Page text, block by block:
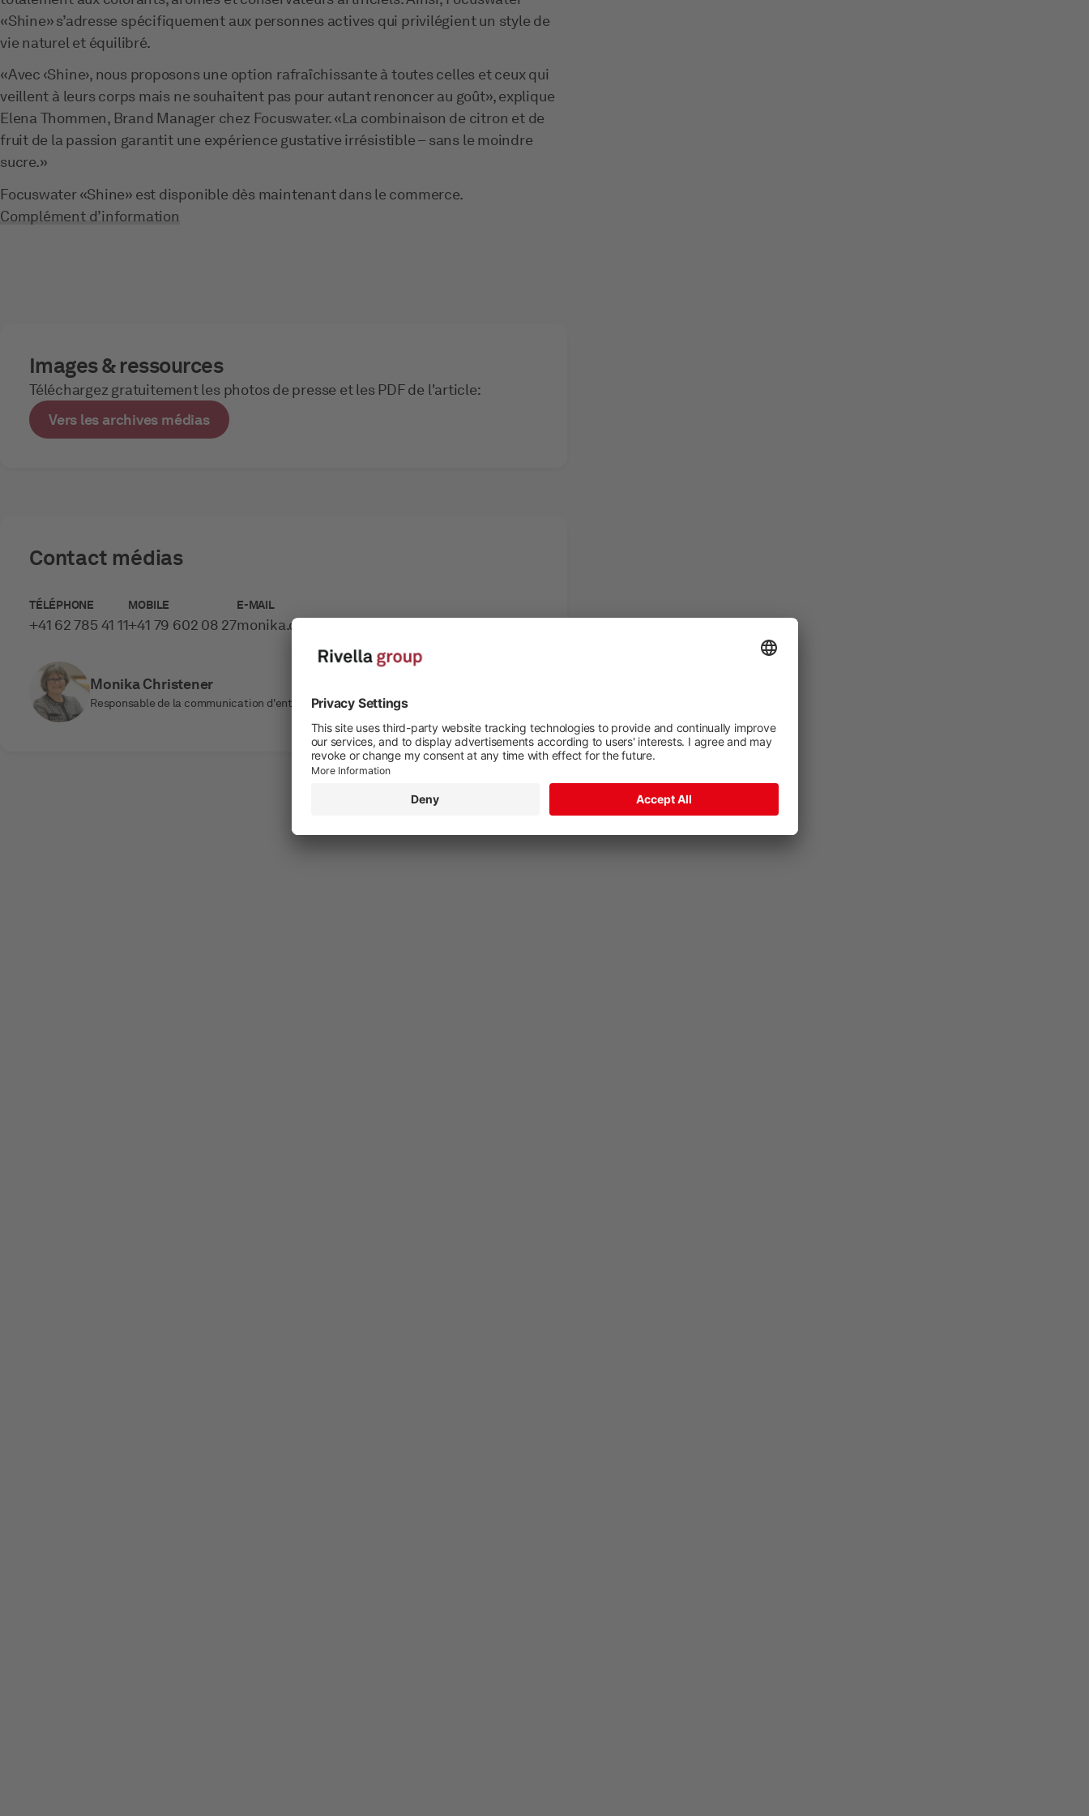
«Shine» s’adresse spécifiquement aux personnes actives qui privilégient un style de
vie naturel et équilibré.
«Avec ‹Shine›, nous proposons une option rafraîchissante à toutes celles et ceux qui
veillent à leurs corps mais ne souhaitent pas pour autant renoncer au goût», explique
Elena Thommen, Brand Manager chez Focuswater. «La combinaison de citron et de
fruit de la passion garantit une expérience gustative irrésistible – sans le moindre
sucre.»
Focuswater «Shine» est disponible dès maintenant dans le commerce.
Complément d’information
Images & ressources
Téléchargez gratuitement les photos de presse et les PDF de l'article:
Vers les archives médias
Contact médias
Monika Christener
Responsable de la communication d'entreprise
TÉLÉPHONE
+41 62 785 41 11
MOBILE
+41 79 602 08 27
E-MAIL
monika.christener­@rivella.ch